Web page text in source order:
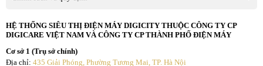
HỆ THỐNG SIÊU THỊ ĐIỆN MÁY DIGICITY THUỘC CÔNG TY CP
DIGICARE VIỆT NAM VÀ CÔNG TY CP THÀNH PHỐ ĐIỆN MÁY
Cơ sở 1 (Trụ sở chính)
Địa chỉ: 435 Giải Phóng, Phường Tương Mai, TP. Hà Nội